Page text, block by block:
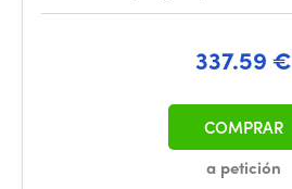
337.59 €
a petición
COMPRAR